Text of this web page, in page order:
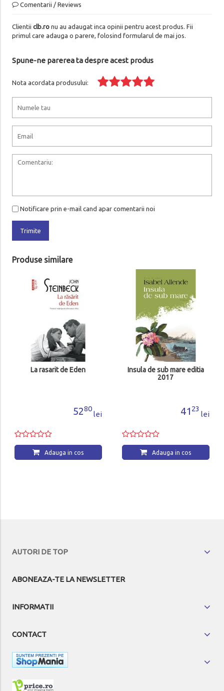
Comentarii / Reviews
Clientii clb.ronu au adaugat inca opinii pentru acest produs. Fii
primul care adauga o parere, folosind formularul de mai jos.
Spune-ne parerea ta despre acest produs
Nota acordata produsului:
Notificare prin e-mail cand apar comentarii noi
Trimite
Produse similare
La rasarit de Eden
5280
lei
Adauga in cos
Insula de sub mare editia
2017
41 23
lei
Adauga in cos
AUTORI DE TOP
ABONEAZA-TE LA NEWSLETTER
INFORMATII
CONTACT